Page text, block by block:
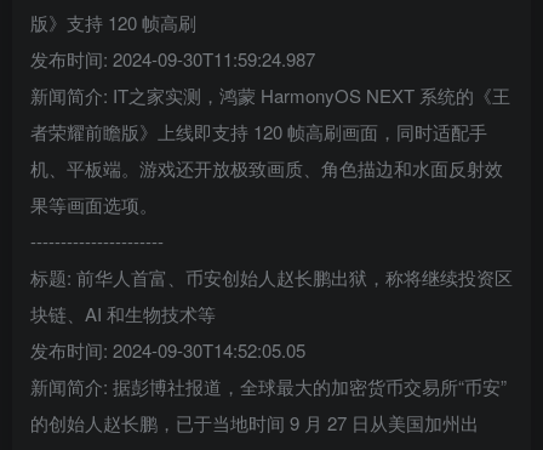
版》支持 120 帧高刷
发布时间: 2024-09-30T11:59:24.987
新闻简介: IT之家实测，鸿蒙 HarmonyOS NEXT 系统的《王
者荣耀前瞻版》上线即支持 120 帧高刷画面，同时适配手
机、平板端。游戏还开放极致画质、角色描边和水面反射效
果等画面选项。
----------------------
标题: 前华人首富、币安创始人赵长鹏出狱，称将继续投资区
块链、AI 和生物技术等
发布时间: 2024-09-30T14:52:05.05
新闻简介: 据彭博社报道，全球最大的加密货币交易所“币安”
的创始人赵长鹏，已于当地时间 9 月 27 日从美国加州出